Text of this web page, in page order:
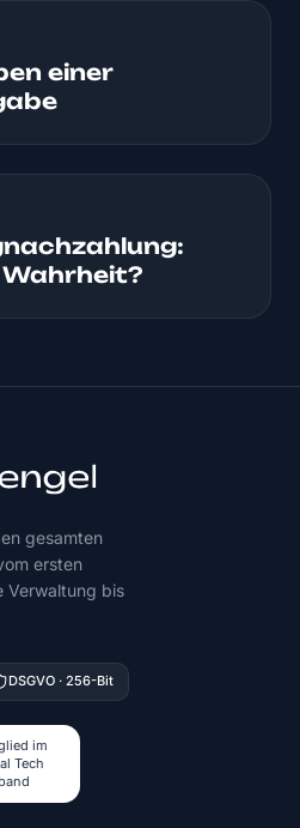
einer
gesamten
ersten
Verwaltung bis
DSGVO · 256-Bit
im
Tech